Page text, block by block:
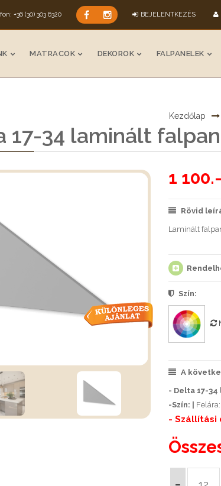
+36 (30) 303 6320 BEJELENTKEZÉS
MATRACOK DEKOROK FALPANELEK
Kezdőlap
17-34 laminált
1
Rövid
Laminált
Szín:
A
- Delta 17-
-Szín: |
- Szállítási